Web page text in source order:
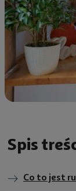
Spis
Co to jest